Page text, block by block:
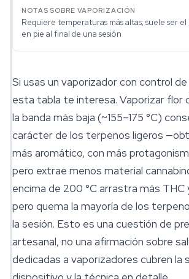
Requiere temperaturas más altas; suele ser
en pie al final de una sesión
Si usas un vaporizador con control
esta tabla te interesa. Vaporizar flor
la banda más baja (~155–175 °C)
carácter de los terpenos ligeros
más aromático, con más
pero extrae menos material
encima de 200 °C arrastra más THC
pero quema la mayoría de los
la sesión. Esto es una cuestión de
artesanal, no una afirmación sobre
dedicadas a vaporizadores cubren la